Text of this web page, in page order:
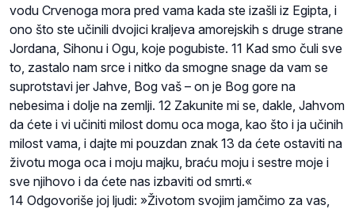
vodu Crvenoga mora pred vama kada ste izašli iz Egipta, i
ono što ste učinili dvojici kraljeva amorejskih s druge strane
Jordana, Sihonu i Ogu, koje pogubiste. 11 Kad smo čuli sve
to, zastalo nam srce i nitko da smogne snage da vam se
suprotstavi jer Jahve, Bog vaš – on je Bog gore na
nebesima i dolje na zemlji. 12 Zakunite mi se, dakle, Jahvom
da ćete i vi učiniti milost domu oca moga, kao što i ja učinih
milost vama, i dajte mi pouzdan znak 13 da ćete ostaviti na
životu moga oca i moju majku, braću moju i sestre moje i
sve njihovo i da ćete nas izbaviti od smrti.«
14 Odgovoriše joj ljudi: »Životom svojim jamčimo za vas,